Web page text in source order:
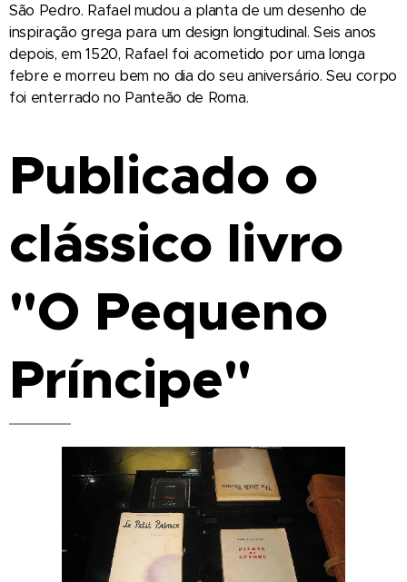
São Pedro. Rafael mudou a planta de um desenho de
inspiração grega para um design longitudinal. Seis anos
depois, em 1520, Rafael foi acometido por uma longa
febre e morreu bem no dia do seu aniversário. Seu corpo
foi enterrado no Panteão de Roma.
Publicado o
clássico livro
"O Pequeno
Príncipe"